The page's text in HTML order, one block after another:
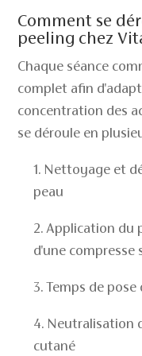
Comment se
peeling chez
Chaque séance
complet afin
concentration des
se déroule en
Nettoyage et
peau
Application du
d'une compresse
Temps de
Neutralisation
cutané